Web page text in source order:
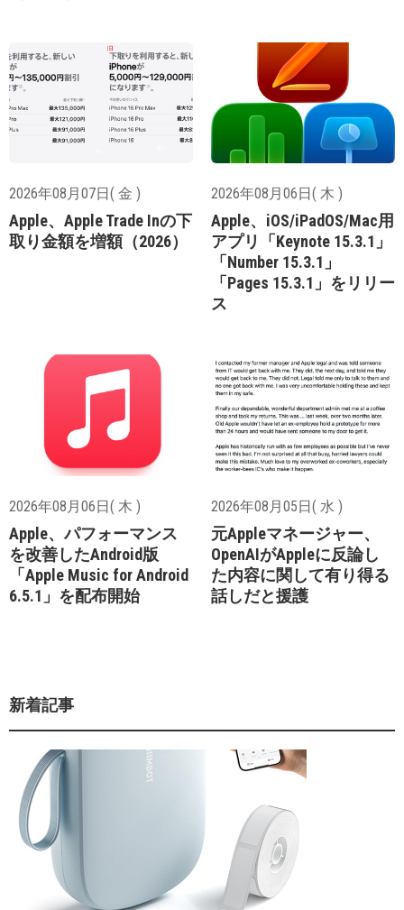
2026年08月07日( 金 )
Apple、Apple Trade Inの下
取り金額を増額（2026）
2026年08月06日( 木 )
Apple、iOS/iPadOS/Mac用
アプリ「Keynote 15.3.1」
「Number 15.3.1」
「Pages 15.3.1」をリリー
ス
2026年08月06日( 木 )
Apple、パフォーマンス
を改善したAndroid版
「Apple Music for Android
6.5.1」を配布開始
2026年08月05日( 水 )
元Appleマネージャー、
OpenAIがAppleに反論し
た内容に関して有り得る
話しだと援護
新着記事